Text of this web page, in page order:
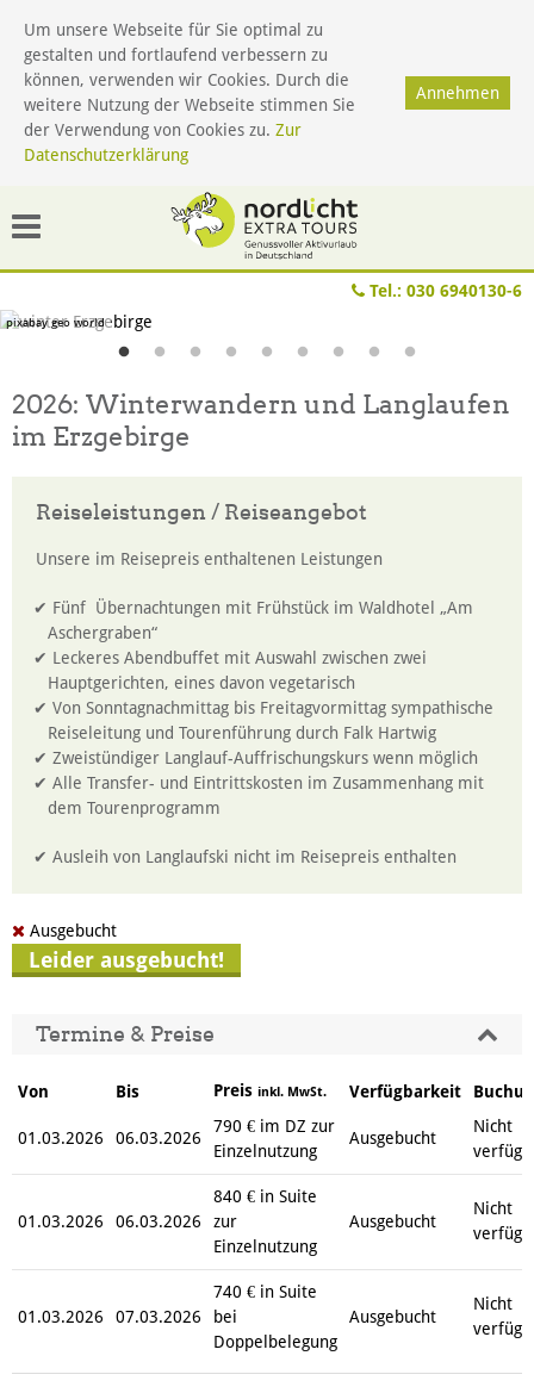
Menü
Tel.: 030 6940130-6
pixabay geo world
2026: Winterwandern und Langlaufen
im Erzgebirge
Reiseleistungen / Reiseangebot
Unsere im Reisepreis enthaltenen Leistungen
Fünf Übernachtungen mit Frühstück im Waldhotel „Am
Aschergraben“
Leckeres Abendbuffet mit Auswahl zwischen zwei
Hauptgerichten, eines davon vegetarisch
Von Sonntagnachmittag bis Freitagvormittag sympathische
Reiseleitung und Tourenführung durch Falk Hartwig
Zweistündiger Langlauf-Auffrischungskurs wenn möglich
Alle Transfer- und Eintrittskosten im Zusammenhang mit
dem Tourenprogramm
Ausleih von Langlaufski nicht im Reisepreis enthalten
Ausgebucht
Leider ausgebucht!
Termine & Preise
Von Bis Preis inkl. MwSt. Verfügbarkeit
01.03.2026 06.03.2026
790 € im DZ zur
Einzelnutzung
Ausgebucht
Nicht
01.03.2026 06.03.2026
840 € in Suite
zur
Einzelnutzung
Ausgebucht
Nicht
01.03.2026 07.03.2026
740 € in Suite
bei
Doppelbelegung
Ausgebucht
Nicht
Um unsere Webseite für Sie optimal zu
gestalten und fortlaufend verbessern zu
können, verwenden wir Cookies. Durch die
weitere Nutzung der Webseite stimmen Sie
der Verwendung von Cookies zu. Zur
Datenschutzerklärung
Annehmen